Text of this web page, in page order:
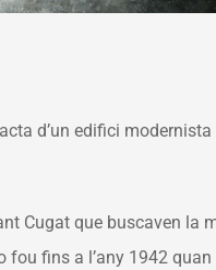
d’un edifici
Cugat que buscaven la
fins a l’any 1942